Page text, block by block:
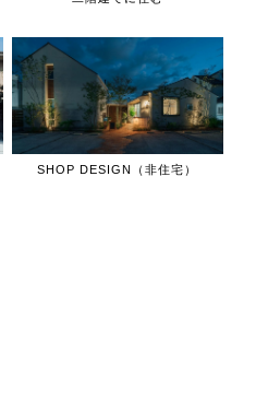
SHOP DESIGN（非住宅）